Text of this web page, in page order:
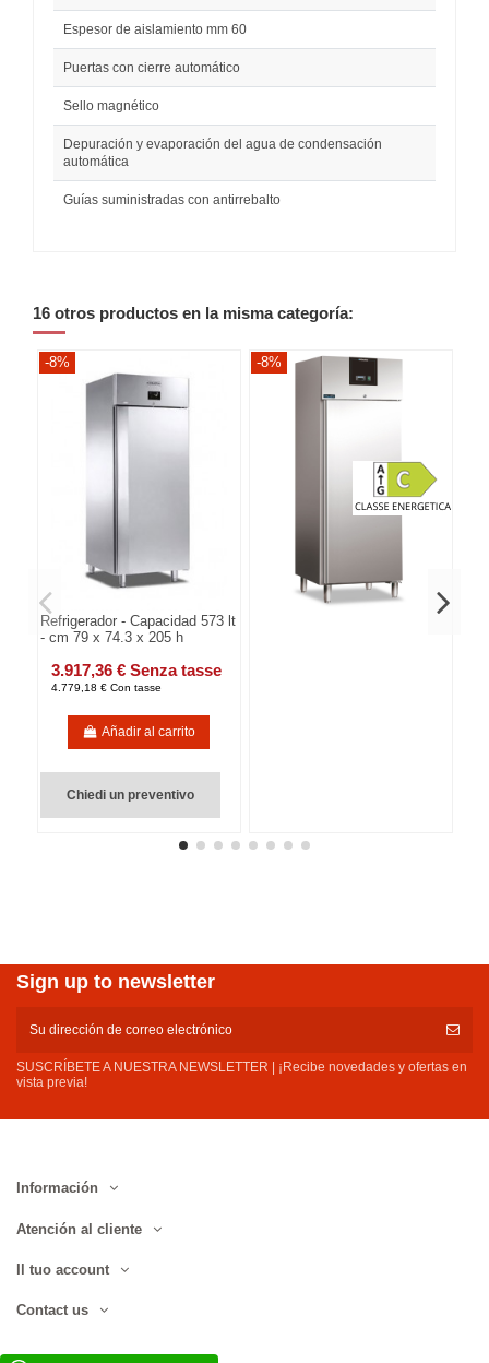
Espesor de aislamiento mm 60
Puertas con cierre automático
Sello magnético
Depuración y evaporación del agua de condensación
automática
Guías suministradas con antirrebalto
16 otros productos en la misma categoría:
-8%
Refrigerador - Capacidad 573 lt
- cm 79 x 74.3 x 205 h
3.917,36 € Senza tasse
4.779,18 € Con tasse
Añadir al carrito
Chiedi un preventivo
-8%
Sign up to newsletter
SUSCRÍBETE A NUESTRA NEWSLETTER | ¡Recibe novedades y ofertas en
vista previa!
Información
Atención al cliente
Il tuo account
Contact us